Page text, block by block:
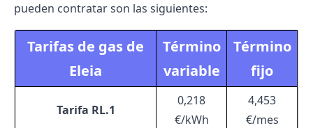
pueden contratar son las siguientes:
Tarifas de gas de
Eleia
Término
variable
Término
fijo
Tarifa RL.1
0,218
€/kWh
4,453
€/mes